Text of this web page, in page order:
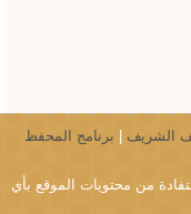
الشريف | برنامج المحفظ
من محتويات الموقع بأي